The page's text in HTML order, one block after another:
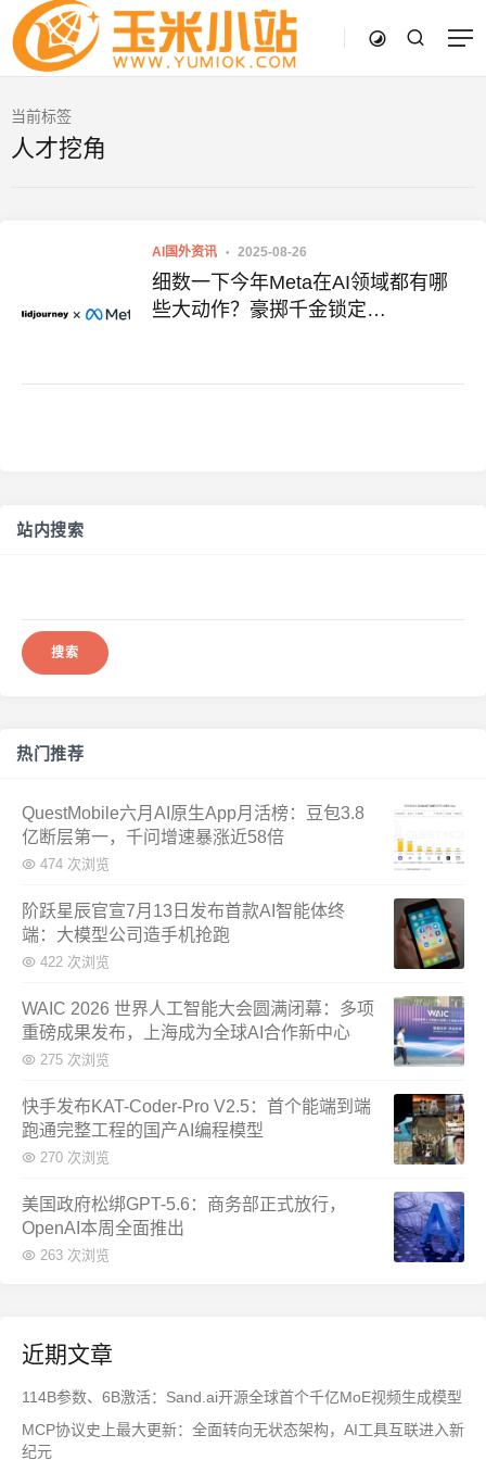
当前标签
人才挖角
AI国外资讯 2025-08-26
细数一下今年Meta在AI领域都有哪
些大动作？豪掷千金锁定
站内搜索
热门推荐
QuestMobile六月AI原生App月活榜：豆包3.8
亿断层第一，千问增速暴涨近58倍
474 次浏览
阶跃星辰官宣7月13日发布首款AI智能体终
端：大模型公司造手机抢跑
422 次浏览
WAIC 2026 世界人工智能大会圆满闭幕：多项
重磅成果发布，上海成为全球AI合作新中心
275 次浏览
快手发布KAT-Coder-Pro V2.5：首个能端到端
跑通完整工程的国产AI编程模型
270 次浏览
美国政府松绑GPT-5.6：商务部正式放行，
OpenAI本周全面推出
263 次浏览
近期文章
114B参数、6B激活：Sand.ai开源全球首个千亿MoE视频生成模型
MCP协议史上最大更新：全面转向无状态架构，AI工具互联进入新
纪元